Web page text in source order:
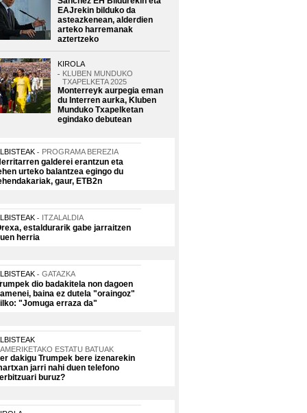
EAJrekin bilduko da
asteazkenean, alderdien
arteko harremanak
aztertzeko
KIROLA
KLUBEN MUNDUKO
TXAPELKETA 2025
Monterreyk aurpegia eman
du Interren aurka, Kluben
Munduko Txapelketan
egindako debutean
PROGRAMA BEREZIA
galderei erantzun eta
urteko balantzea egingo du
gaur, ETB2n
ITZALALDIA
estaldurarik gabe jarraitzen
herria
GATAZKA
dio badakitela non dagoen
baina ez dutela "oraingoz"
"Jomuga erraza da"
AMERIKETAKO ESTATU BATUAK
dakigu Trumpek bere izenarekin
jarri nahi duen telefono
buruz?